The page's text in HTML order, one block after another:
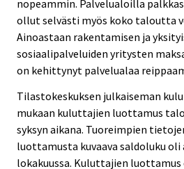
nopeammin. Palvelualoilla
ollut selvästi myös koko taloutta
Ainoastaan rakentamisen ja
sosiaalipalveluiden yritysten
on kehittynyt palvelualaa
Tilastokeskuksen julkaiseman
mukaan kuluttajien luottamus
syksyn aikana. Tuoreimpien
luottamusta kuvaava saldoluku
lokakuussa. Kuluttajien luottamus